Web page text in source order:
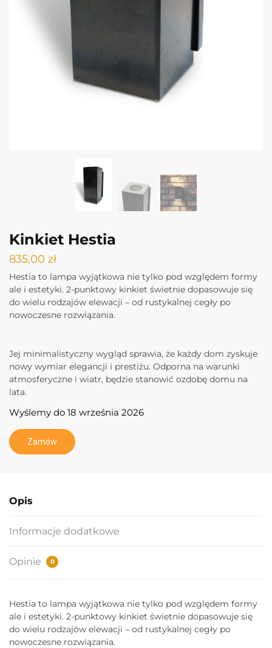
Kinkiet Hestia
835,00 zł
Hestia to lampa wyjątkowa nie tylko pod względem formy
ale i estetyki. 2-punktowy kinkiet świetnie dopasowuje się
do wielu rodzajów elewacji – od rustykalnej cegły po
nowoczesne rozwiązania.
Jej minimalistyczny wygląd sprawia, że każdy dom zyskuje
nowy wymiar elegancji i prestiżu. Odporna na warunki
atmosferyczne i wiatr, będzie stanowić ozdobę domu na
lata.
Wyślemy do 18 września 2026
Zamów
Opis
Informacje dodatkowe
Opinie 0
Hestia to lampa wyjątkowa nie tylko pod względem formy
ale i estetyki. 2-punktowy kinkiet świetnie dopasowuje się
do wielu rodzajów elewacji – od rustykalnej cegły po
nowoczesne rozwiązania.